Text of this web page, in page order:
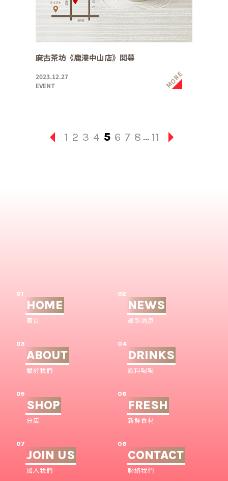
麻古茶坊《鹿港中山店》開幕
2023.12.27
EVENT
MORE
1 2 3 4 5 6 7 8 ... 11
01
HOME
首頁
02
NEWS
最新消息
03
ABOUT
關於我們
04
DRINKS
飲料喝喝
05
SHOP
分店
06
FRESH
新鮮食材
07
JOIN US
加入我們
08
CONTACT
聯絡我們